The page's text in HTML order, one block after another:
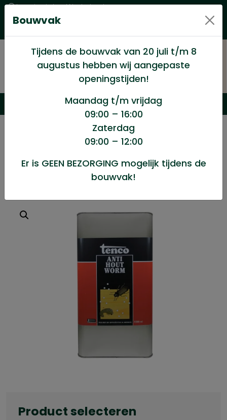
Levering in heel Nederland
Goede kwaliteitsproducten met een eerlijke prijs
Verf en Verfwaren/
Anti-houtworm Tenco 5ltr
Anti-houtworm Tenco 5ltr
Product selecteren
Bouwvak
Tijdens de bouwvak van 20 juli t/m 8
augustus hebben wij aangepaste
openingstijden!
Maandag t/m vrijdag
09:00 – 16:00
Zaterdag
09:00 – 12:00
Er is GEEN BEZORGING mogelijk tijdens de
bouwvak!